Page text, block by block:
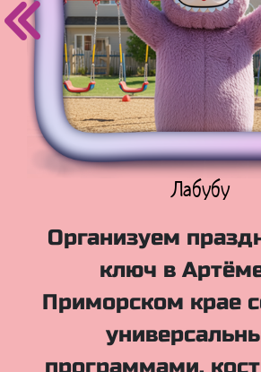
Куклы Лол
Организуем
ключ в
Приморском крае